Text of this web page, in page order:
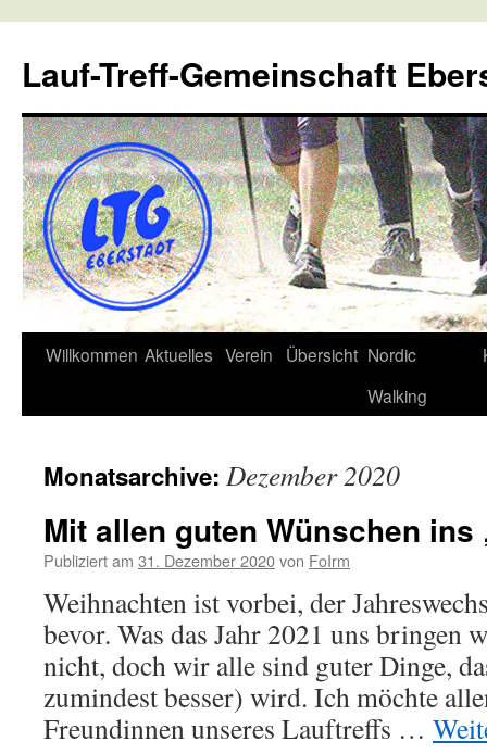
Lauf-Treff-Gemeinschaft
Zum
Willkommen Aktuelles Verein Übersicht Nordic
Walking
Monatsarchive: Dezember 2020
Mit allen guten Wünschen ins
Publiziert am 31. Dezember 2020von FoIrm
Weihnachten ist vorbei, der
bevor. Was das Jahr 2021 uns bringen
nicht, doch wir alle sind guter Dinge,
zumindest besser) wird. Ich möchte
Freundinnen unseres Lauftreffs …